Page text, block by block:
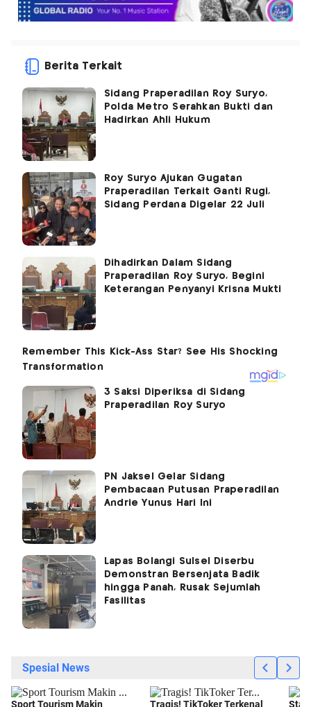
Berita Terkait
Sidang Praperadilan Roy Suryo,
Polda Metro Serahkan Bukti dan
Hadirkan Ahli Hukum
Roy Suryo Ajukan Gugatan
Praperadilan Terkait Ganti Rugi,
Sidang Perdana Digelar 22 Juli
Dihadirkan Dalam Sidang
Praperadilan Roy Suryo, Begini
Keterangan Penyanyi Krisna Mukti
3 Saksi Diperiksa di Sidang
Praperadilan Roy Suryo
PN Jaksel Gelar Sidang
Pembacaan Putusan Praperadilan
Andrie Yunus Hari Ini
Lapas Bolangi Sulsel Diserbu
Demonstran Bersenjata Badik
hingga Panah, Rusak Sejumlah
Fasilitas